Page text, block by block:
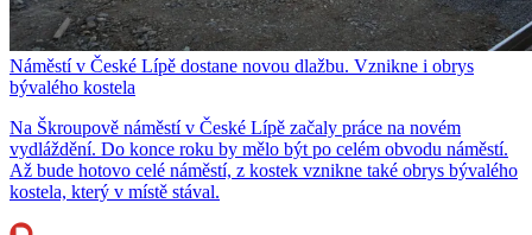
Náměstí v České Lípě dostane novou dlažbu. Vznikne i obrys
bývalého kostela
Na Škroupově náměstí v České Lípě začaly práce na novém
vydláždění. Do konce roku by mělo být po celém obvodu náměstí.
Až bude hotovo celé náměstí, z kostek vznikne také obrys bývalého
kostela, který v místě stával.